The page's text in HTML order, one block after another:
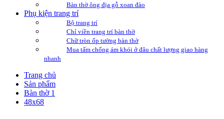
Bàn thờ ông địa gỗ xoan đào
Phụ kiện trang trí
Bộ trang trí
Chỉ viền trang trí bàn thờ
Chữ tròn ốp tường bàn thờ
Mua tấm chống ám khói ở đâu chất lượng giao hàng
nhanh
Trang chủ
Sản phẩm
Bàn thờ 1
48x68